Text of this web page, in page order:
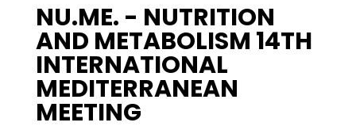
NU.ME. - NUTRITION
AND METABOLISM 14TH
INTERNATIONAL
MEDITERRANEAN
MEETING